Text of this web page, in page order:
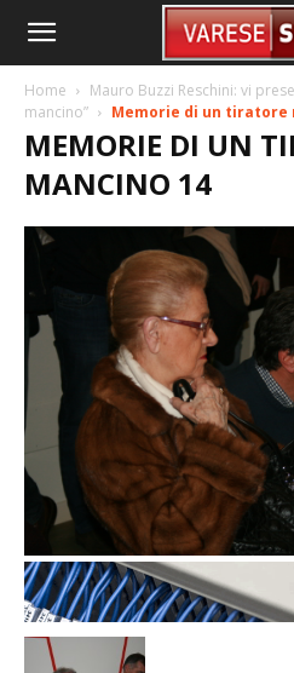
Home
Mauro Buzzi Reschini: vi
mancino”
Memorie di un tiratore
MEMORIE DI UN
MANCINO 14